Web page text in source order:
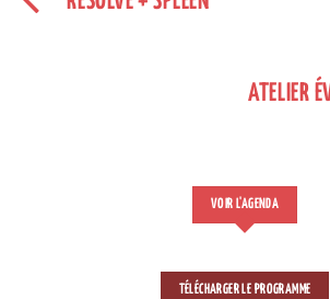
ATELIER
VOIR L'AGENDA
TÉLÉCHARGER LE PROGRAMME